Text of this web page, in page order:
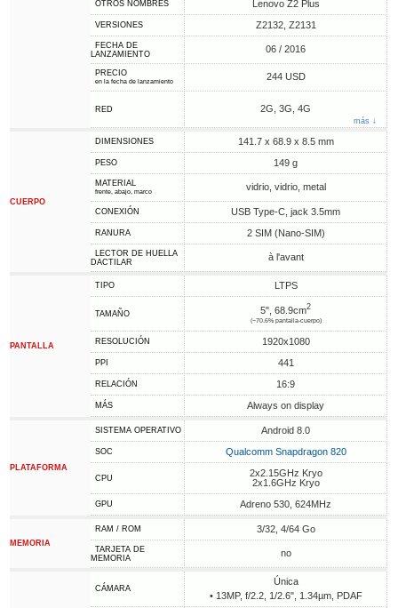
OTROS NOMBRES Lenovo Z2 Plus
VERSIONES Z2132, Z2131
FECHA DE
LANZAMIENTO
06 / 2016
PRECIO
en la fecha de lanzamiento 244 USD
RED 2G, 3G, 4G
más ↓
CUERPO
DIMENSIONES 141.7 x 68.9 x 8.5 mm
PESO 149 g
MATERIAL
frente, abajo, marco vidrio, vidrio, metal
CONEXIÓN USB Type-C, jack 3.5mm
RANURA 2 SIM (Nano-SIM)
LECTOR DE HUELLA
DACTILAR
à l'avant
PANTALLA
TIPO LTPS
TAMAÑO 5", 68.9cm2
(~70.6% pantalla-cuerpo)
RESOLUCIÓN 1920x1080
PPI 441
RELACIÓN 16:9
MÁS Always on display
PLATAFORMA
SISTEMA OPERATIVO Android 8.0
SOC Qualcomm Snapdragon 820
CPU
2x2.15GHz Kryo
2x1.6GHz Kryo
GPU Adreno 530, 624MHz
MEMORIA
RAM / ROM 3/32, 4/64 Go
TARJETA DE
MEMORIA
no
CÁMARA
Única
• 13MP, f/2.2, 1/2.6", 1.34µm, PDAF